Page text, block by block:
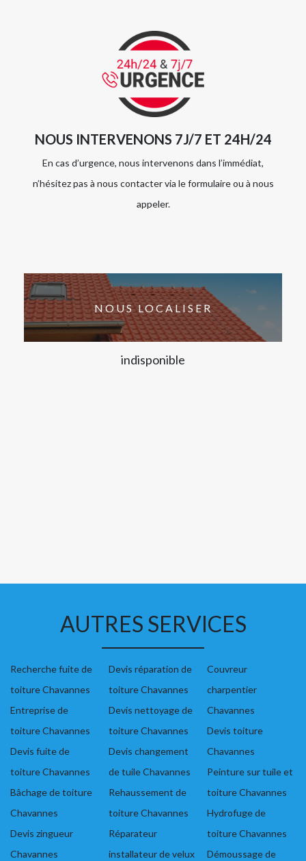
NOUS INTERVENONS 7J/7 ET 24H/24
En cas d’urgence, nous intervenons dans l’immédiat,
n’hésitez pas à nous contacter via le formulaire ou à nous
appeler.
NOUS LOCALISER
indisponible
AUTRES SERVICES
Recherche fuite de
toiture Chavannes
Entreprise de
toiture Chavannes
Devis fuite de
toiture Chavannes
Bâchage de toiture
Chavannes
Devis zingueur
Chavannes
Devis réparation de
toiture Chavannes
Devis nettoyage de
toiture Chavannes
Devis changement
de tuile Chavannes
Rehaussement de
toiture Chavannes
Réparateur
installateur de velux
Couvreur
charpentier
Chavannes
Devis toiture
Chavannes
Peinture sur tuile et
toiture Chavannes
Hydrofuge de
toiture Chavannes
Démoussage de